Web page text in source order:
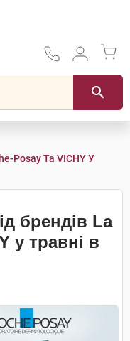
Posay Та VICHY У
брендів La
у травні в